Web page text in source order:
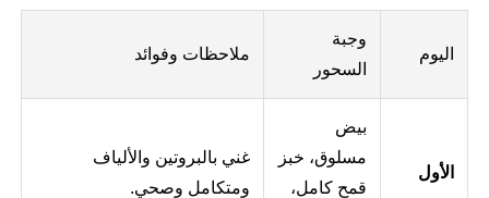
اليوم
وجبة
السحور
ملاحظات وفوائد
الأول
بيض
مسلوق، خبز
قمح كامل،
غني بالبروتين والألياف
ومتکامل وصحي.